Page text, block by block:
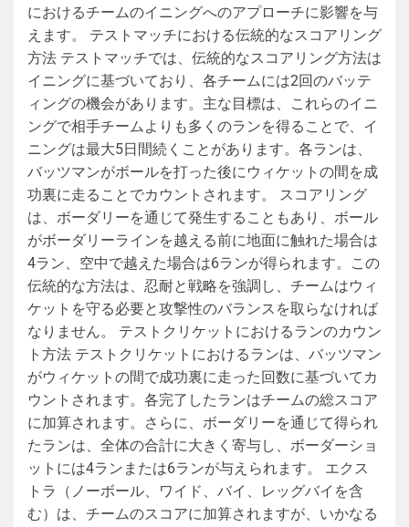
におけるチームのイニングへのアプローチに影響を与
えます。 テストマッチにおける伝統的なスコアリング
方法 テストマッチでは、伝統的なスコアリング方法は
イニングに基づいており、各チームには2回のバッテ
ィングの機会があります。主な目標は、これらのイニ
ングで相手チームよりも多くのランを得ることで、イ
ニングは最大5日間続くことがあります。各ランは、
バッツマンがボールを打った後にウィケットの間を成
功裏に走ることでカウントされます。 スコアリング
は、ボーダリーを通じて発生することもあり、ボール
がボーダリーラインを越える前に地面に触れた場合は
4ラン、空中で越えた場合は6ランが得られます。この
伝統的な方法は、忍耐と戦略を強調し、チームはウィ
ケットを守る必要と攻撃性のバランスを取らなければ
なりません。 テストクリケットにおけるランのカウン
ト方法 テストクリケットにおけるランは、バッツマン
がウィケットの間で成功裏に走った回数に基づいてカ
ウントされます。各完了したランはチームの総スコア
に加算されます。さらに、ボーダリーを通じて得られ
たランは、全体の合計に大きく寄与し、ボーダーショ
ットには4ランまたは6ランが与えられます。 エクス
トラ（ノーボール、ワイド、バイ、レッグバイを含
む）は、チームのスコアに加算されますが、いかなる